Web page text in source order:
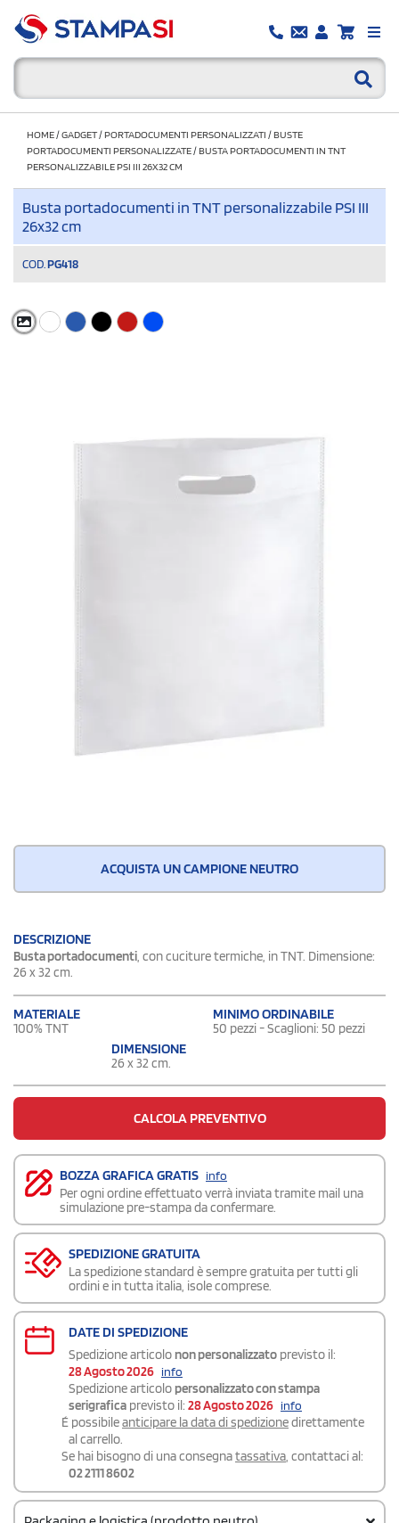
HOME/GADGET/PORTADOCUMENTI PERSONALIZZATI /BUSTE
PORTADOCUMENTI PERSONALIZZATE/BUSTA PORTADOCUMENTI IN TNT
PERSONALIZZABILE PSI III 26X32 CM
Busta portadocumenti in TNT personalizzabile PSI III
26x32 cm
COD. PG418
ACQUISTA UN CAMPIONE NEUTRO
DESCRIZIONE
Busta portadocumenti, con cuciture termiche, in TNT. Dimensione:
26 x 32 cm.
MATERIALE
100% TNT
MINIMO ORDINABILE
50 pezzi - Scaglioni: 50 pezzi
DIMENSIONE
26 x 32 cm.
CALCOLA PREVENTIVO
BOZZA GRAFICA GRATIS info
Per ogni ordine effettuato verrà inviata tramite mail una
simulazione pre-stampa da confermare.
SPEDIZIONE GRATUITA
La spedizione standard è sempre gratuita per tutti gli
ordini e in tutta italia, isole comprese.
DATE DI SPEDIZIONE
Spedizione articolo non personalizzato previsto il:
28 Agosto 2026 info
Spedizione articolo personalizzato con stampa
serigrafica previsto il: 28 Agosto 2026 info
É possibileanticipare la data di spedizionedirettamente
al carrello.
Se hai bisogno di una consegnatassativa, contattaci al:
02 2111 8602